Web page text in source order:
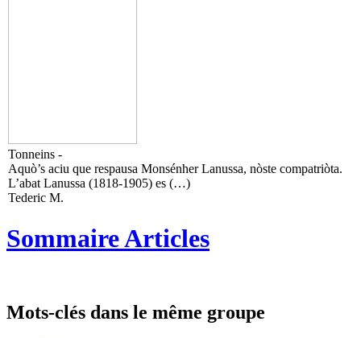
Tonneins -
Aquò’s aciu que respausa Monsénher Lanussa, nòste compatriòta.
L’abat Lanussa (1818-1905) es (…)
Tederic M.
Sommaire Articles
Mots-clés dans le même groupe